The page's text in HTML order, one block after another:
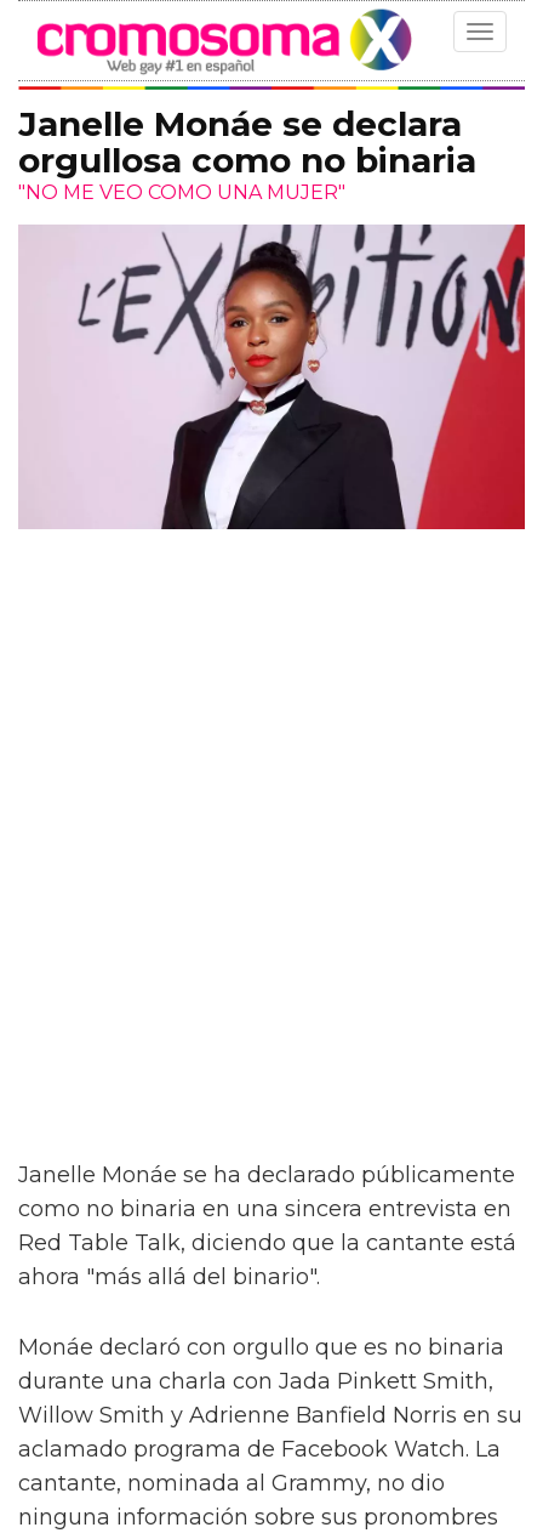
Toggle
Janelle Monáe se declara
orgullosa como no binaria
"NO ME VEO COMO UNA MUJER"
Janelle Monáe se ha declarado públicamente
como no binaria en una sincera entrevista en
Red Table Talk, diciendo que la cantante está
ahora "más allá del binario".
Monáe declaró con orgullo que es no binaria
durante una charla con Jada Pinkett Smith,
Willow Smith y Adrienne Banfield Norris en su
aclamado programa de Facebook Watch. La
cantante, nominada al Grammy, no dio
ninguna información sobre sus pronombres